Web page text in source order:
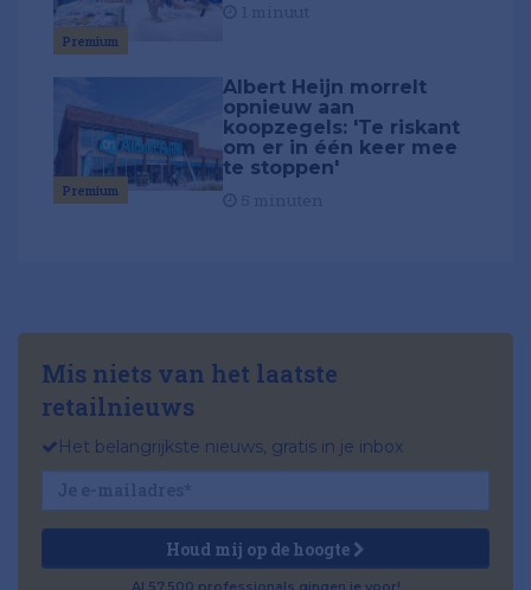
Premium
Premium
Albert Heijn morrelt
opnieuw aan
koopzegels: 'Te riskant
om er in één keer mee
te stoppen'
Mis niets van het laatste
retailnieuws
Het belangrijkste nieuws, gratis in je inbox
Houd mij op de hoogte
Al 57.500 professionals gingen je voor!